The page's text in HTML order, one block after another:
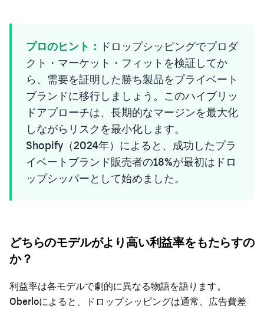
プロのヒント： ドロップシッピングでプロダ
クト・マーケット・フィットを検証してか
ら、需要を証明した勝ち製品をプライベート
ブランドに移行しましょう。このハイブリッ
ドアプローチは、長期的なマージンを最大化
しながらリスクを最小化します。
Shopify（2024年）によると、成功したプラ
イベートブランド販売者の18%が最初はドロ
ップシッパーとして始めました。
どちらのモデルがより高い利益率をもたらすの
か？
利益率は各モデルで劇的に異なる物語を語ります。
Oberloによると、ドロップシッピングは通常、広告費差